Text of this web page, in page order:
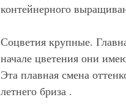
контейнерного
Соцветия крупные.
начале цветения они
Эта плавная смена
летнего бриза .